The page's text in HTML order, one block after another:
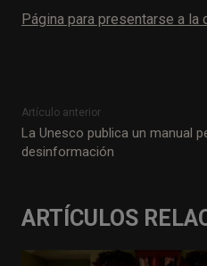
Página para presentarse a la
Artículo anterior
La Unesco publica un manual
desinformación
ARTÍCULOS